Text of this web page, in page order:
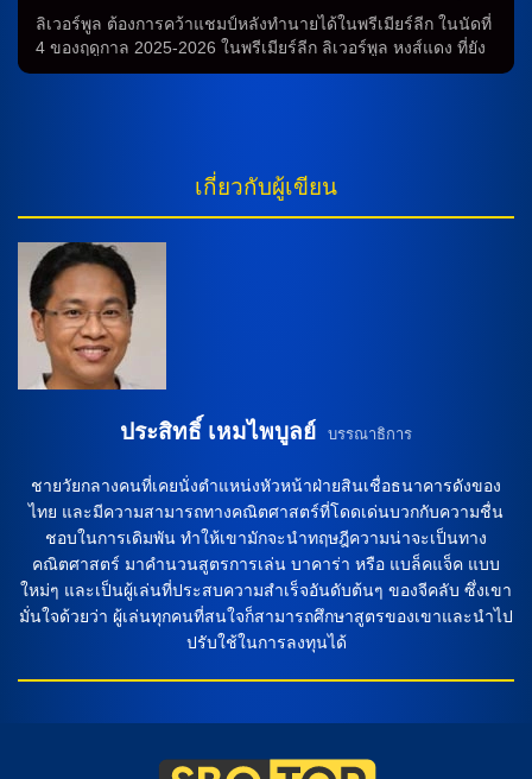
14 ก.ย.68
ลิเวอร์พูล ต้องการคว้าแชมป์หลังทำนายได้ในพรีเมียร์ลีก ในนัดที่
4 ของฤดูกาล 2025-2026 ในพรีเมียร์ลีก ลิเวอร์พูล หงส์แดง ที่ยัง
ไม่แพ้เวลานี้เข้าสู่การแข่งขันกับทีมใหม่ บิร์นลี่ย์ที่อยู่ในอันดับ 17
อันดับ 3 ของตาราง หลังจากที่อาร์เซน่อล และ สเปอร์สชนะเมื่อ
คืน เมื่อคืน ลิเวอร์พูล ได้ชนะอาร์เซน่อล ด้วยคะแนน 1-0 และตั้ง
เป้าสร้างประวัติศาสตร์เก็บชัยชนะ 4 นัดแรกเป็นครั้งที่ 3 ของ
ฤดูกาลติดต่อกันในยุคพรีเมียร์ลีก การพบกัน การพบกันระหว่าง
“หงส์แดง” ลิเวอร์พูล และ บิร์นลี่ย์ จะเกิดขึ้นในวันอาทิตย์ที่ 14
กันยายน 2568 เวลา 20.00 น.ตามเวลาประเทศไทย การรายงาน
สด […]
เกี่ยวกับผู้เขียน
ประสิทธิ์ เหมไพบูลย์ บรรณาธิการ
ชายวัยกลางคนที่เคยนั่งตำแหน่งหัวหน้าฝ่ายสินเชื่อธนาคารดังของ
ไทย และมีความสามารถทางคณิตศาสตร์ที่โดดเด่นบวกกับความชื่น
ชอบในการเดิมพัน ทำให้เขามักจะนำทฤษฎีความน่าจะเป็นทาง
คณิตศาสตร์ มาคำนวนสูตรการเล่น บาคาร่า หรือ แบล็คแจ็ค แบบ
ใหม่ๆ และเป็นผู้เล่นที่ประสบความสำเร็จอันดับต้นๆ ของจีคลับ ซึ่งเขา
มั่นใจด้วยว่า ผู้เล่นทุกคนที่สนใจก็สามารถศึกษาสูตรของเขาและนำไป
ปรับใช้ในการลงทุนได้